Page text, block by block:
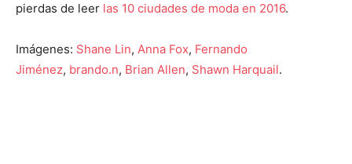
pierdas de leer las 10 ciudades de moda en 2016.
Imágenes: Shane Lin, Anna Fox, Fernando
Jiménez, brando.n, Brian Allen, Shawn Harquail.